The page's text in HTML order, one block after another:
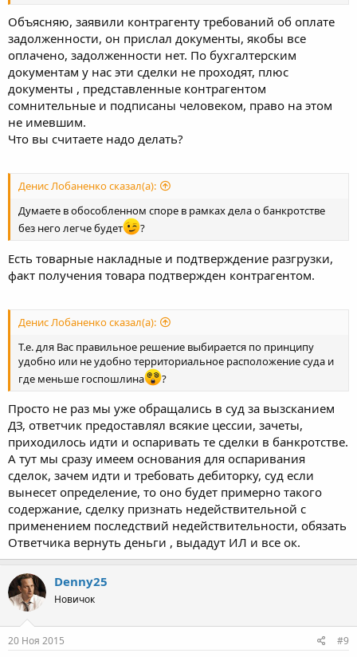
Объясняю, заявили контрагенту требований об оплате
задолженности, он прислал документы, якобы все
оплачено, задолженности нет. По бухгалтерским
документам у нас эти сделки не проходят, плюс
документы , представленные контрагентом
сомнительные и подписаны человеком, право на этом
не имевшим.
Что вы считаете надо делать?
Денис Лобаненко сказал(а):
Думаете в обособленном споре в рамках дела о банкротстве
без него легче будет
?
Есть товарные накладные и подтверждение разгрузки,
факт получения товара подтвержден контрагентом.
Денис Лобаненко сказал(а):
Т.е. для Вас правильное решение выбирается по принципу
удобно или не удобно территориальное расположение суда и
где меньше госпошлина
?
Просто не раз мы уже обращались в суд за вызсканием
ДЗ, ответчик предоставлял всякие цессии, зачеты,
приходилось идти и оспаривать те сделки в банкротстве.
А тут мы сразу имеем основания для оспаривания
сделок, зачем идти и требовать дебиторку, суд если
вынесет определение, то оно будет примерно такого
содержание, сделку признать недействительной с
применением последствий недействительности, обязать
Ответчика вернуть деньги , выдадут ИЛ и все ок.
Denny25
Новичок
20 Ноя 2015 #9